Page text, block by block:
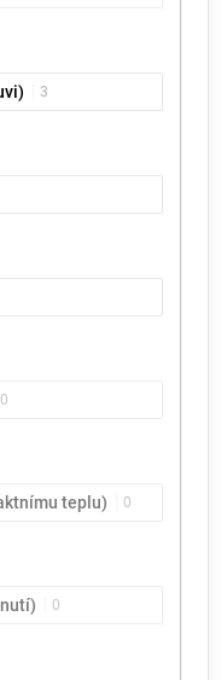
3
0
teplu) 0
0